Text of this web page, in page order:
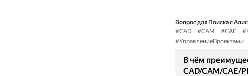
Вопрос для Поиска с
#CAD
#CAM #CAE
#УправлениеПроектами
В чём
CAD/CAM/CAE/